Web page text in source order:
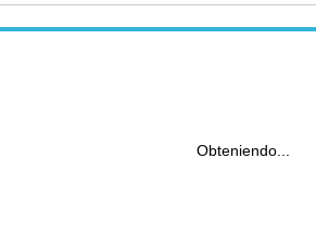
Obteniendo...